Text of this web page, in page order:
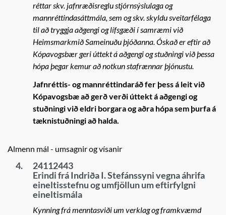
réttar skv. jafnræðisreglu stjórnsýslulaga og
mannréttindasáttmála, sem og skv. skyldu sveitarfélaga
til að tryggja aðgengi og lífsgæði í samræmi við
Heimsmarkmið Sameinuðu þjóðanna. Óskað er eftir að
Kópavogsbær geri úttekt á aðgengi og stuðningi við þessa
hópa þegar kemur að notkun stafrænnar þjónustu.
Jafnréttis- og mannréttindaráð fer þess á leit við
Kópavogsbæ að gerð verði úttekt á aðgengi og
stuðningi við eldri borgara og aðra hópa sem þurfa á
tæknistuðningi að halda.
Almenn mál - umsagnir og vísanir
4.
24112443
Erindi frá Indriða I. Stefánssyni vegna áhrifa
eineltisstefnu og umfjöllun um eftirfylgni
eineltismála
Kynning frá menntasviði um verklag og framkvæmd